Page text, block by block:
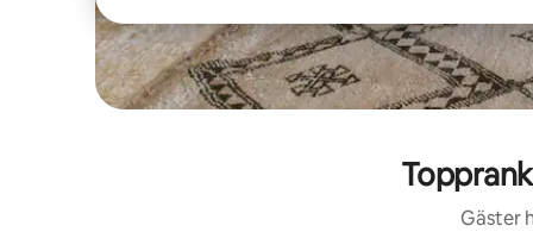
Gäster